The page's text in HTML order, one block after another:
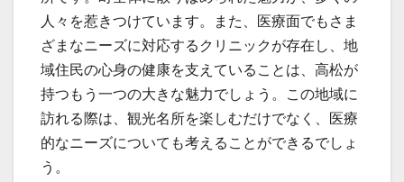
人々を惹きつけています。また、医療面でもさま
ざまなニーズに対応するクリニックが存在し、地
域住民の心身の健康を支えていることは、高松が
持つもう一つの大きな魅力でしょう。この地域に
訪れる際は、観光名所を楽しむだけでなく、医療
的なニーズについても考えることができるでしょ
う。